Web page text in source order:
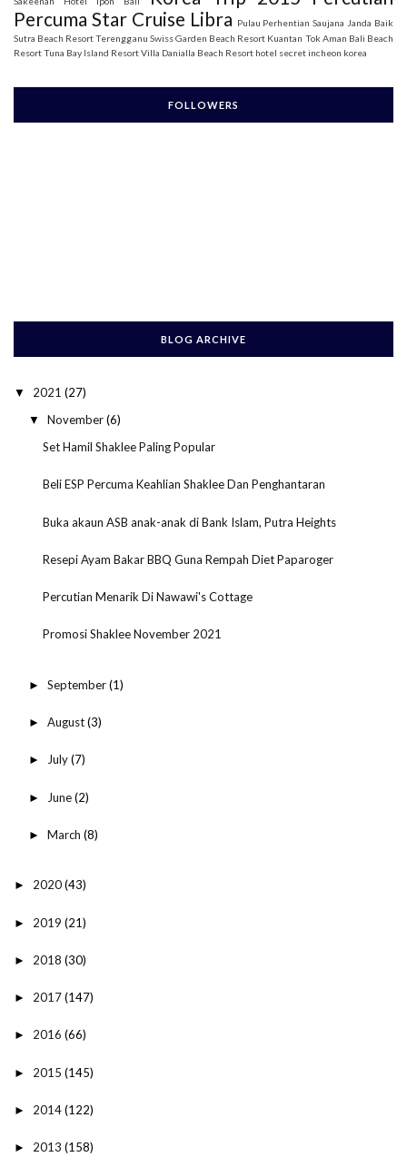
Percuma Star Cruise Libra Pulau Perhentian Saujana Janda Baik
Sutra Beach Resort Terengganu Swiss Garden Beach Resort Kuantan Tok Aman Bali Beach
ResortTuna Bay Island ResortVilla Danialla Beach Resort hotel secret incheon korea
FOLLOWERS
BLOG ARCHIVE
▼ 2021 (27)
▼ November(6)
Set Hamil Shaklee Paling Popular
Beli ESP Percuma Keahlian Shaklee Dan Penghantaran
Buka akaun ASB anak-anak di Bank Islam, Putra Heights
Resepi Ayam Bakar BBQ Guna Rempah Diet Paparoger
Percutian Menarik Di Nawawi's Cottage
Promosi Shaklee November 2021
► September(1)
► August(3)
► July(7)
► June(2)
► March (8)
► 2020(43)
► 2019 (21)
► 2018 (30)
► 2017(147)
► 2016 (66)
► 2015 (145)
► 2014(122)
► 2013 (158)